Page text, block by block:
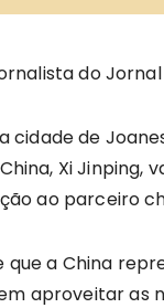
do
cidade de
Xi
ao parceiro
que a China
aproveitar as